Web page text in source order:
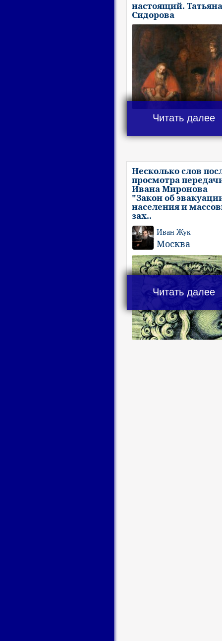
настоящий. Татьяна
Сидорова
Читать далее
Несколько слов
просмотра
Ивана Миронова
"Закон об
населения и
зах..
Иван Жук
Москва
Читать далее